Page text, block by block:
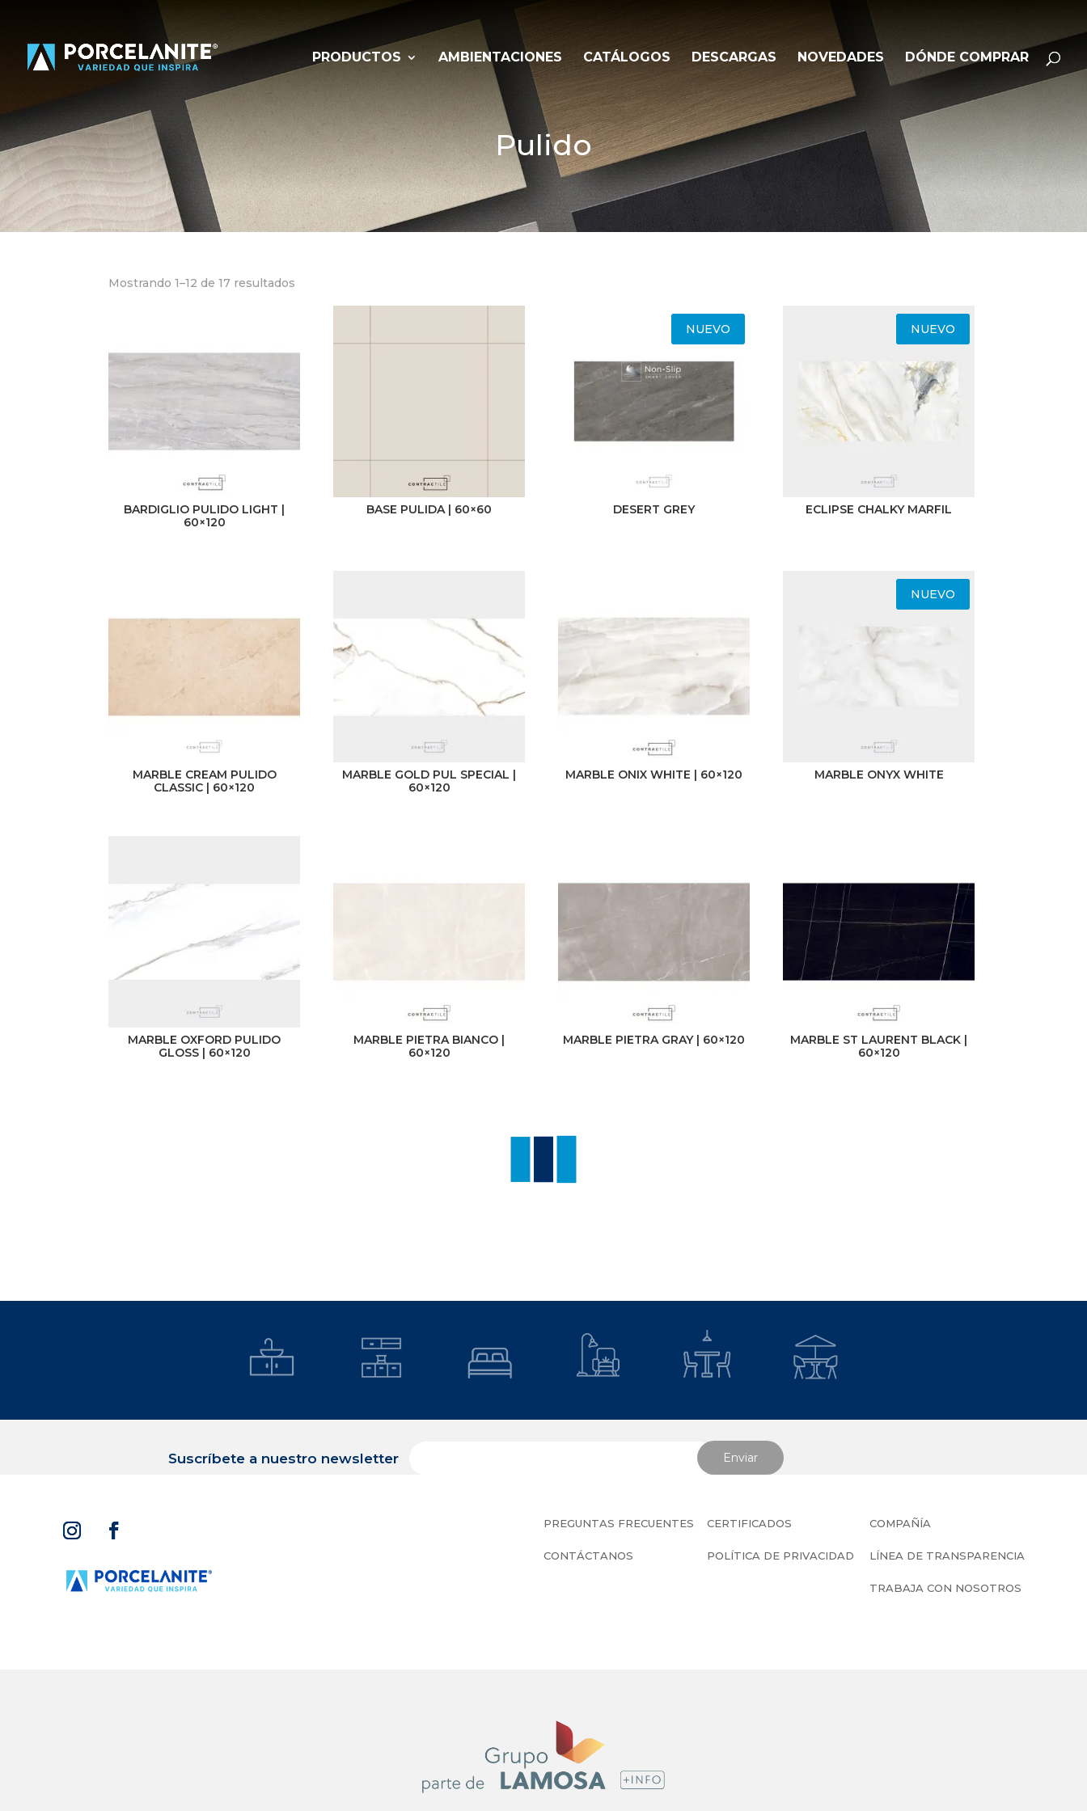
PRODUCTOS AMBIENTACIONES CATÁLOGOS DESCARGAS NOVEDADES DÓNDE COMPRAR
Búsqueda
productos
Pulido
Mostrando 1–12 de 17 resultados
BARDIGLIO PULIDO LIGHT |
60×120
BASE PULIDA | 60×60
NUEVO
DESERT GREY
NUEVO
ECLIPSE CHALKY MARFIL
MARBLE CREAM PULIDO
CLASSIC | 60×120
MARBLE GOLD PUL SPECIAL |
60×120
MARBLE ONIX WHITE | 60×120
NUEVO
MARBLE ONYX WHITE
MARBLE OXFORD PULIDO
GLOSS | 60×120
MARBLE PIETRA BIANCO |
60×120
MARBLE PIETRA GRAY | 60×120
MARBLE ST LAURENT BLACK |
60×120
Suscríbete a nuestro newsletter
PREGUNTAS FRECUENTES
CONTÁCTANOS
CERTIFICADOS
POLÍTICA DE PRIVACIDAD
COMPAÑÍA
LÍNEA DE TRANSPARENCIA
TRABAJA CON NOSOTROS